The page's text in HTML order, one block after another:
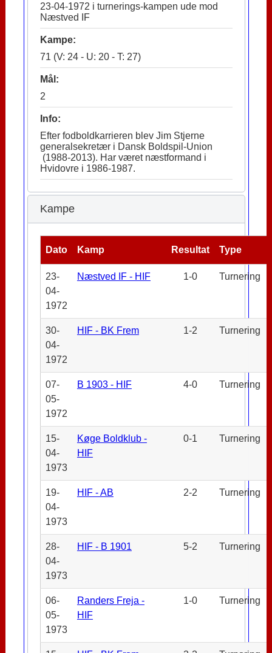
23-04-1972 i turnerings-kampen ude mod
Næstved IF
Kampe:
71 (V: 24 - U: 20 - T: 27)
Mål:
2
Info:
Efter fodboldkarrieren blev Jim Stjerne
generalsekretær i Dansk Boldspil-Union
(1988-2013). Har været næstformand i
Hvidovre i 1986-1987.
Kampe
Dato Kamp Resultat Type
23-
04-
1972
Næstved IF - HIF 1-0 Turnering
30-
04-
1972
HIF - BK Frem 1-2 Turnering
07-
05-
1972
B 1903 - HIF 4-0 Turnering
15-
04-
1973
Køge Boldklub -
HIF
0-1 Turnering
19-
04-
1973
HIF - AB 2-2 Turnering
28-
04-
1973
HIF - B 1901 5-2 Turnering
06-
05-
1973
Randers Freja -
HIF
1-0 Turnering